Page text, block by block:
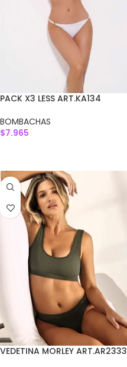
PACK X3 LESS ART.KA134
BOMBACHAS
$7.965
VEDETINA MORLEY ART.AR2333